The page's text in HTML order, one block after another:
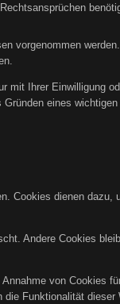
vorgenommen
mit Ihrer Einwilligung
eines
Cookies dienen dazu,
Andere Cookies
von Cookies
Funktionalität dieser